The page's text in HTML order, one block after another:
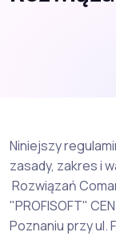
Niniejszy
zasady, zakres i
Rozwiązań
"PROFISOFT"
Poznaniu przy ul.